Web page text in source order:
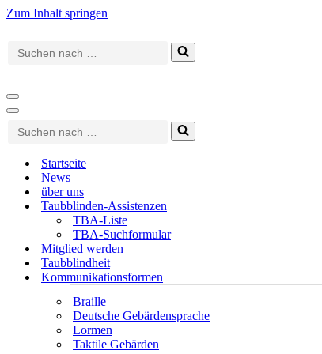
Zum Inhalt springen
Suchen
nach …
Navigationsmenü
Navigationsmenü
Suchen
nach …
Startseite
News
über uns
Taubblinden-Assistenzen
TBA-Liste
TBA-Suchformular
Mitglied werden
Taubblindheit
Kommunikationsformen
Braille
Deutsche Gebärdensprache
Lormen
Taktile Gebärden